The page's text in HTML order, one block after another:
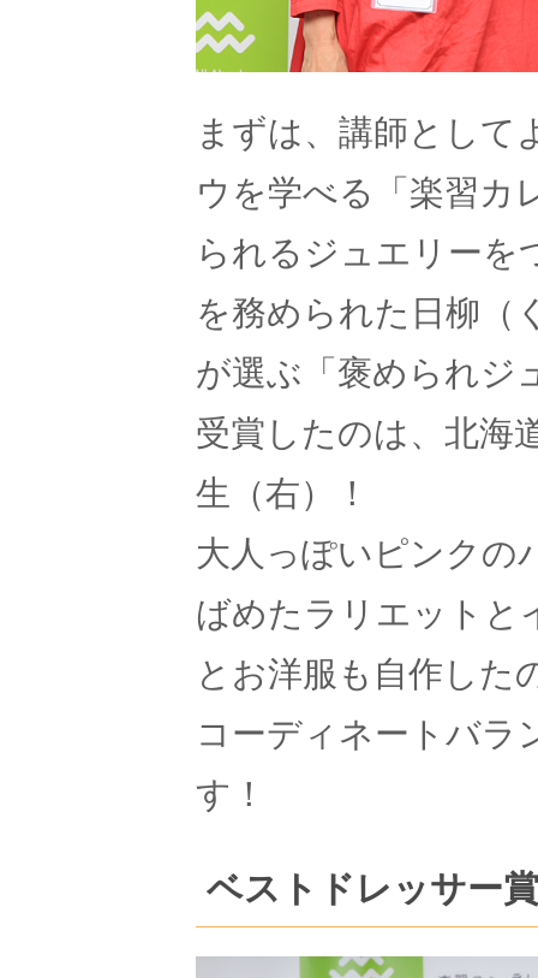
まずは、講師として
ウを学べる「楽習カ
られるジュエリーを
を務められた日柳（
が選ぶ「褒められジ
受賞したのは、北海
生（右）！
大人っぽいピンクの
ばめたラリエットと
とお洋服も自作した
コーディネートバラ
す！
ベストドレッサー